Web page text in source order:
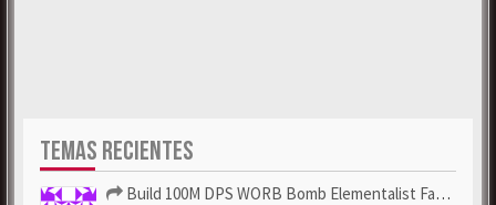
TEMAS RECIENTES
Build 100M DPS WORB Bomb Elementalist Fast - Grab POE Curren...